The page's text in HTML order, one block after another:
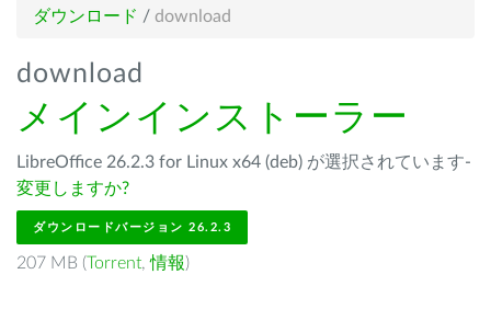
ダウンロード / download
download
メインインストーラー
LibreOffice 26.2.3 for Linux x64 (deb) が選択されています-
変更しますか?
ダウンロードバージョン 26.2.3
207 MB (Torrent,情報)